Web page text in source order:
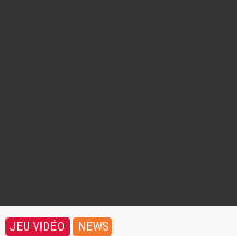
JEU VIDÉO NEWS